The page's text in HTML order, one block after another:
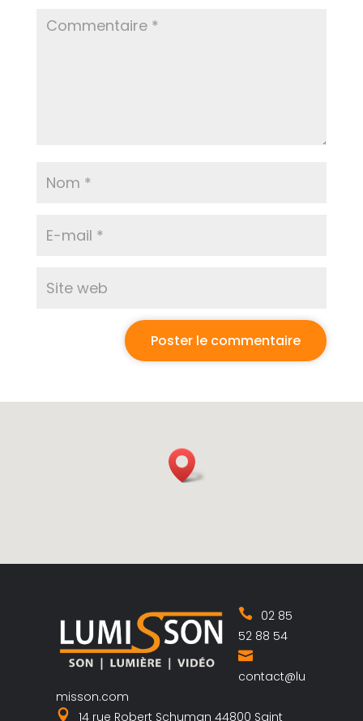
02 85
52 88 54
contact@lu
misson.com
14 rue Robert Schuman 44800 Saint